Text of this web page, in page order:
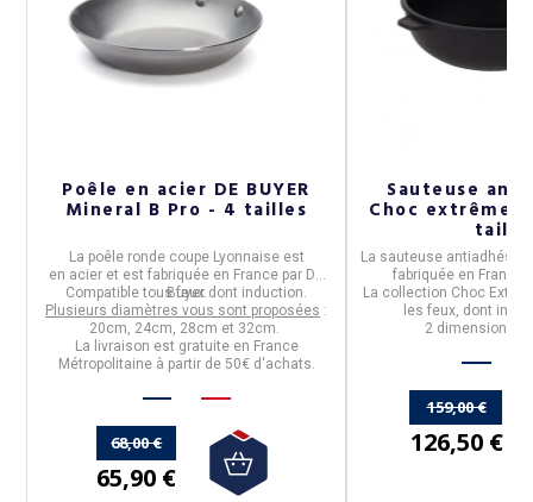
Poêle en acier DE BUYER
Mineral B Pro - 4 tailles
La poêle ronde coupe Lyonnaiseest
en acier et est fabriquée en France par De
Buyer.
Compatible tous feux dont induction.
Plusieurs diamètres vous sont proposées :
20cm, 24cm, 28cm et 32cm.
La livraison est gratuite en France
Métropolitaine à partir de 50€ d'achats.
68,00 €
65,90 €
Sauteuse
Choc extrême
La sauteuse
fabriquée en France
La collection Choc
les feux, dont
2 dimensions
159,00 €
126,50 €